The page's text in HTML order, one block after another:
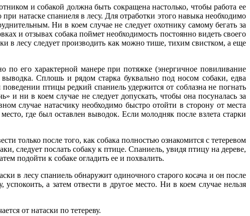
и собакой должна быть сокращена настолько, чтобы работа ее
натаске спаниеля в лесу. Для отработки этого навыка необходимо
Ни в коем случае не следует охотнику самому бегать за
и отзывах собака поймет необходимость постоянно видеть своего
в лесу следует производить как можно тише, тихим свистком, а еще
по его характерной манере при потяжке (энергичное повиливание
Сплошь и рядом старка буквально под носом собаки, едва
птицы редкий спаниель удержится от соблазна не погнать
и ни в коем случае не следует допускать, чтобы она посуналась за
случае натасчику необходимо быстро отойти в сторону от места
где был оставлен выводок. Если молодняк после взлета старки
только после того, как собака полностью ознакомится с тетеревом
следует послать собаку к птице. Спаниель, увидя птицу на дереве,
подойти к собаке огладить ее и похвалить.
в лесу спаниель обнаружит одиночного старого косача и он после
а затем отвести в другое место. Ни в коем случае нельзя
от натаски по тетереву.